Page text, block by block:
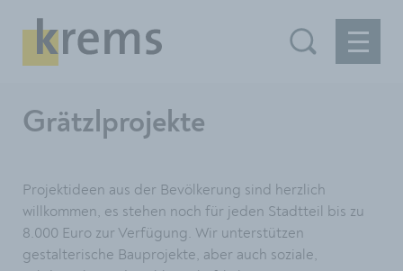
Grätzlprojekte
Projektideen aus der Bevölkerung sind herzlich
willkommen, es stehen noch für jeden Stadtteil bis zu
8.000 Euro zur Verfügung. Wir unterstützen
gestalterische Bauprojekte, aber auch soziale,